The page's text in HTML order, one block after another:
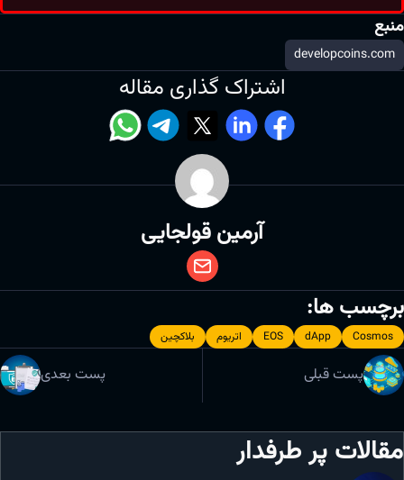
منبع
developcoins.com
اشتراک گذاری مقاله
آرمین قولجایی
برچسب ها:
Cosmos
dApp
EOS اتریوم بلاکچین
پست قبلی پست بعدی
مقالات پر طرفدار